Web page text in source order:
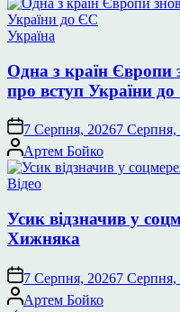
Опублікувати
Україна
Одна з країн Європи
про вступ України
7 Серпня, 20267 Серпня,
Опубліковано
Артем Бойко
Опублікувати
Відео
Усик відзначив у
Хижняка
7 Серпня, 20267 Серпня,
Опубліковано
Артем Бойко